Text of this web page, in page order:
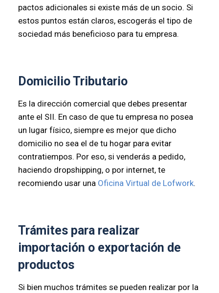
pactos adicionales si existe más de un socio. Si
estos puntos están claros, escogerás el tipo de
sociedad más beneficioso para tu empresa.
Domicilio Tributario
Es la dirección comercial que debes presentar
ante el SII. En caso de que tu empresa no posea
un lugar físico, siempre es mejor que dicho
domicilio no sea el de tu hogar para evitar
contratiempos. Por eso, si venderás a pedido,
haciendo dropshipping, o por internet, te
recomiendo usar una Oficina Virtual de Lofwork.
Trámites para realizar
importación o exportación de
productos
Si bien muchos trámites se pueden realizar por la